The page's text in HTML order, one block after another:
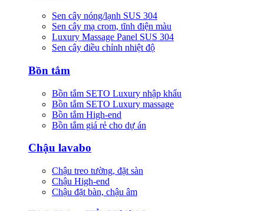
Sen cây nóng/lạnh SUS 304
Sen cây mạ crom, tĩnh điện màu
Luxury Massage Panel SUS 304
Sen cây điều chỉnh nhiệt độ
Bồn tắm
Bồn tắm SETO Luxury nhập khẩu
Bồn tắm SETO Luxury massage
Bồn tắm High-end
Bồn tắm giá rẻ cho dự án
Chậu lavabo
Chậu treo tường, đặt sàn
Chậu High-end
Chậu đặt bàn, chậu âm